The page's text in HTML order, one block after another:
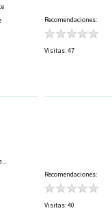
Recomendaciones:
Visitas: 47
Recomendaciones:
Visitas: 40